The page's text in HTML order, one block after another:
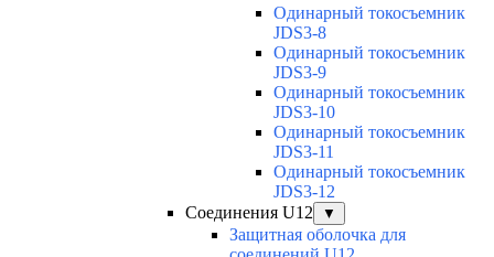
Одинарный токосъемник
JDS3-8
Одинарный токосъемник
JDS3-9
Одинарный токосъемник
JDS3-10
Одинарный токосъемник
JDS3-11
Одинарный токосъемник
JDS3-12
Соединения U12
▼
Защитная оболочка для